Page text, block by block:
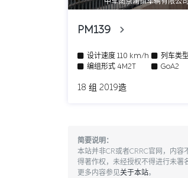
PM139
设计速度 110 km/h 列车类型
编组形式 4M2T GoA2
18 组 2019造
简要说明：
本站并非CR或者CRRC官网，内
得著作权，未经授权不得进行未署
更多内容参见关于本站。